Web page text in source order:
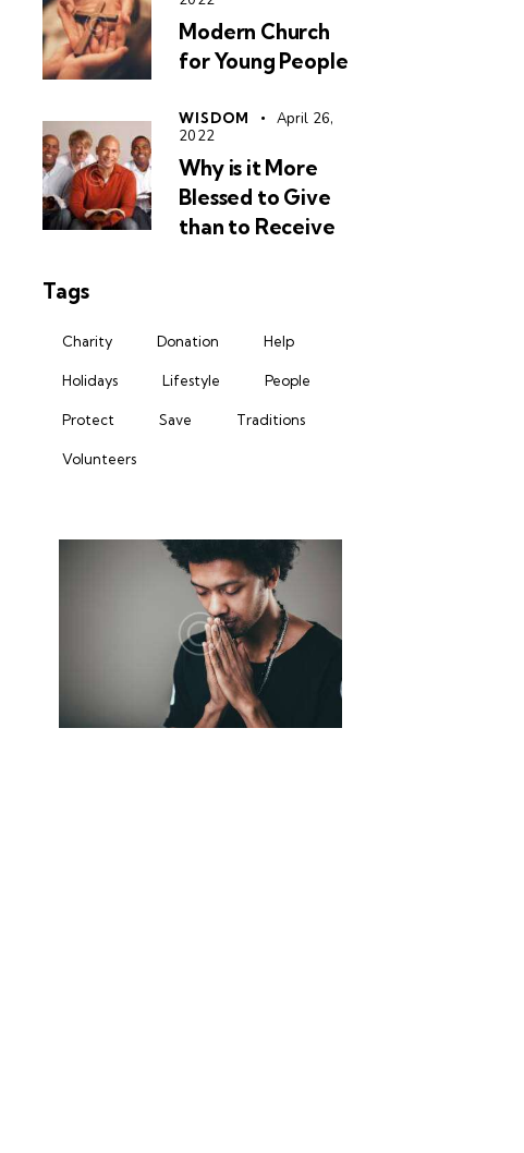
Modern Church
for Young People
WISDOM
April 26,
2022
Why is it More
Blessed to Give
than to Receive
Tags
Charity Donation Help
Holidays Lifestyle People
Protect Save Traditions
Volunteers